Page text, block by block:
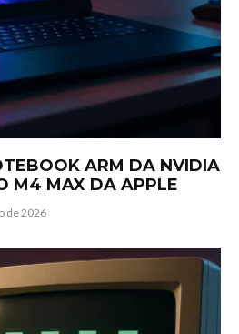
ARM DA NVIDIA
M4 MAX DA APPLE
de 2026